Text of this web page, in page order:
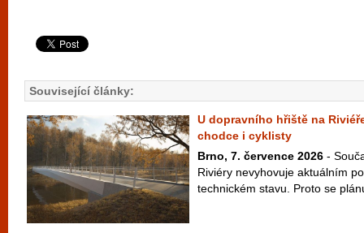
Související články:
U dopravního hřiště na
chodce i cyklisty
Brno, 7. července 2026 -
Riviéry nevyhovuje aktuálním
technickém stavu. Proto se